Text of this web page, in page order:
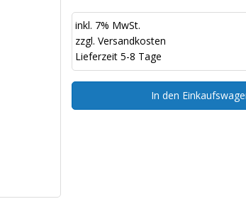
inkl. 7% MwSt.
zzgl. Versandkosten
Lieferzeit 5-8 Tage
In den